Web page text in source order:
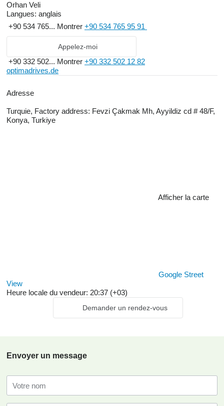
Orhan Veli
Langues: anglais
+90 534 765... Montrer +90 534 765 95 91
Appelez-moi
+90 332 502... Montrer +90 332 502 12 82
optimadrives.de
Adresse
Turquie, Factory address: Fevzi Çakmak Mh, Ayyildiz cd # 48/F,
Konya, Turkiye
Afficher la carte
Google Street
View
Heure locale du vendeur: 20:37 (+03)
Demander un rendez-vous
Envoyer un message